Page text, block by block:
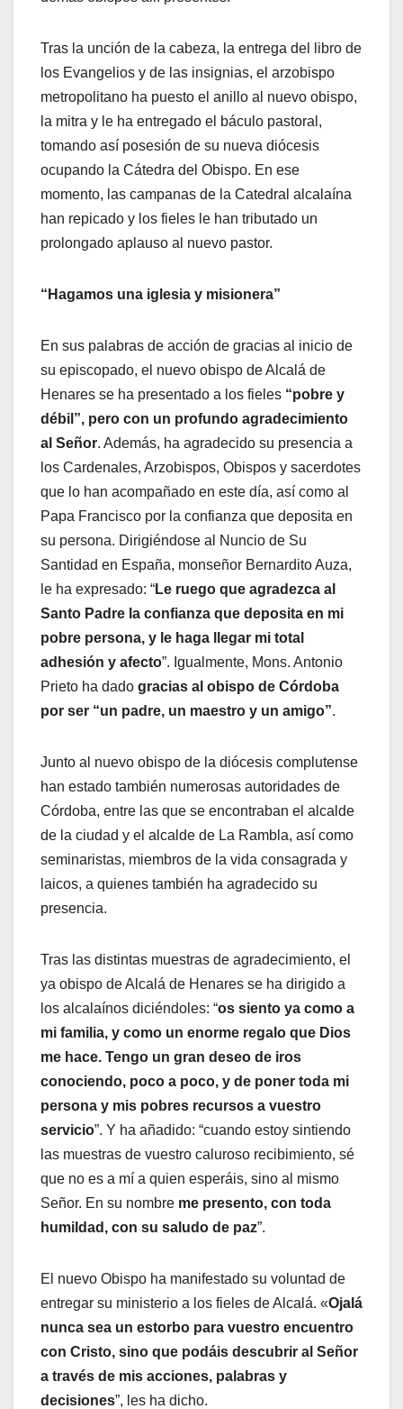
Tras la unción de la cabeza, la entrega del libro de
los Evangelios y de las insignias, el arzobispo
metropolitano ha puesto el anillo al nuevo obispo,
la mitra y le ha entregado el báculo pastoral,
tomando así posesión de su nueva diócesis
ocupando la Cátedra del Obispo. En ese
momento, las campanas de la Catedral alcalaína
han repicado y los fieles le han tributado un
prolongado aplauso al nuevo pastor.
“Hagamos una iglesia y misionera”
En sus palabras de acción de gracias al inicio de
su episcopado, el nuevo obispo de Alcalá de
Henares se ha presentado a los fieles “pobre y
débil”, pero con un profundo agradecimiento
al Señor. Además, ha agradecido su presencia a
los Cardenales, Arzobispos, Obispos y sacerdotes
que lo han acompañado en este día, así como al
Papa Francisco por la confianza que deposita en
su persona. Dirigiéndose al Nuncio de Su
Santidad en España, monseñor Bernardito Auza,
le ha expresado: “Le ruego que agradezca al
Santo Padre la confianza que deposita en mi
pobre persona, y le haga llegar mi total
adhesión y afecto”. Igualmente, Mons. Antonio
Prieto ha dado gracias al obispo de Córdoba
por ser “un padre, un maestro y un amigo”.
Junto al nuevo obispo de la diócesis complutense
han estado también numerosas autoridades de
Córdoba, entre las que se encontraban el alcalde
de la ciudad y el alcalde de La Rambla, así como
seminaristas, miembros de la vida consagrada y
laicos, a quienes también ha agradecido su
presencia.
Tras las distintas muestras de agradecimiento, el
ya obispo de Alcalá de Henares se ha dirigido a
los alcalaínos diciéndoles: “os siento ya como a
mi familia, y como un enorme regalo que Dios
me hace. Tengo un gran deseo de iros
conociendo, poco a poco, y de poner toda mi
persona y mis pobres recursos a vuestro
servicio”. Y ha añadido: “cuando estoy sintiendo
las muestras de vuestro caluroso recibimiento, sé
que no es a mí a quien esperáis, sino al mismo
Señor. En su nombre me presento, con toda
humildad, con su saludo de paz”.
El nuevo Obispo ha manifestado su voluntad de
entregar su ministerio a los fieles de Alcalá. «Ojalá
nunca sea un estorbo para vuestro encuentro
con Cristo, sino que podáis descubrir al Señor
a través de mis acciones, palabras y
decisiones”, les ha dicho.